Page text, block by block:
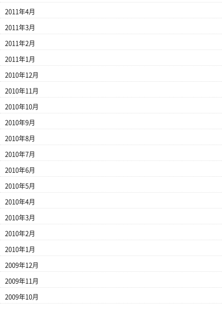
2011年4月
2011年3月
2011年2月
2011年1月
2010年12月
2010年11月
2010年10月
2010年9月
2010年8月
2010年7月
2010年6月
2010年5月
2010年4月
2010年3月
2010年2月
2010年1月
2009年12月
2009年11月
2009年10月